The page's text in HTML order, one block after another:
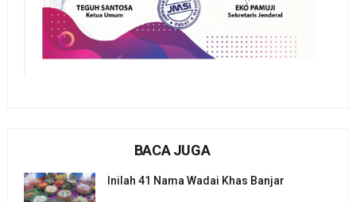
BACA JUGA
Inilah 41 Nama Wadai Khas Banjar